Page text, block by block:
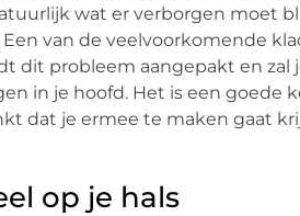
wat er verborgen moet
van de veelvoorkomende
dit probleem aangepakt en
in je hoofd. Het is een goede
dat je ermee te maken gaat
op je hals